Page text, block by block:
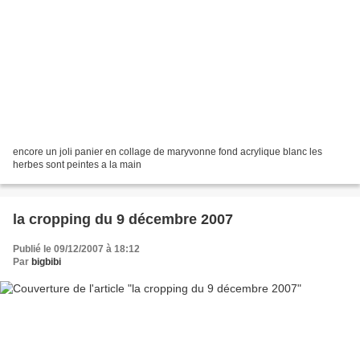
encore un joli panier en collage de maryvonne fond acrylique blanc les
herbes sont peintes a la main
la cropping du 9 décembre 2007
Publié le 09/12/2007 à 18:12
Par bigbibi